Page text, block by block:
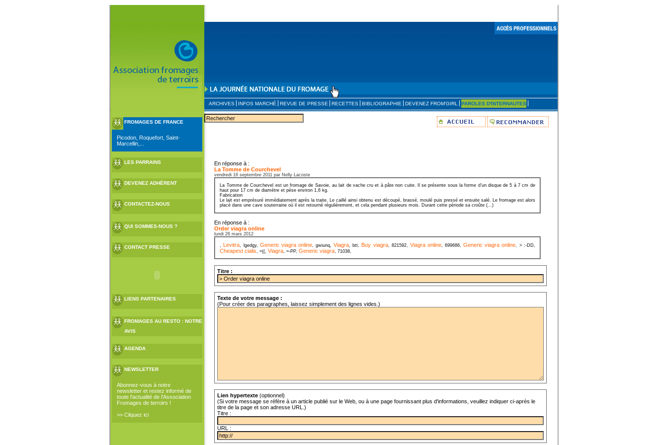
ARCHIVES INFOS MARCHÉ REVUE DE PRESSE RECETTES BIBLIOGRAPHIE DEVENEZ FROM'GIRL PAROLES D'INTERNAUTES
FROMAGES DE FRANCE
Picodon, Roquefort, Saint-
Marcellin,...
LES PARRAINS
DEVENEZ ADHÉRENT
CONTACTEZ-NOUS
QUI SOMMES-NOUS ?
CONTACT PRESSE
LIENS PARTENAIRES
FROMAGES AU RESTO : NOTRE
AVIS
AGENDA
NEWSLETTER
Abonnez-vous à notre
newsletter et restez informé de
toute l'actualité de l'Association
Fromages de terroirs !
>> Cliquez ici
En réponse à :
La Tomme de Courchevel
vendredi 16 septembre 2011 par Nelly Lacoste
La Tomme de Courchevel est un fromage de Savoie, au lait de vache cru et à pâte non cuite. Il se présente sous la forme d’un disque de 5 à 7 cm de
haut pour 17 cm de diamètre et pèse environ 1,6 kg.
Fabrication
Le lait est emprésuré immédiatement après la traite. Le caillé ainsi obtenu est découpé, brassé, moulé puis pressé et ensuite salé. Le fromage est alors
placé dans une cave souterraine où il est retourné régulièrement, et cela pendant plusieurs mois. Durant cette période sa croûte (...)
En réponse à :
Order viagra online
lundi 26 mars 2012
, Levitra, lgedgy, Generic viagra online, gwiunq,Viagra, btt, Buy viagra, 821592, Viagra online, 699686,Generic viagra online, > :-DD,
Cheapest cialis, =((,Viagra, =-PP,Generic viagra, 71038,
Titre :
Texte de votre message :
(Pour créer des paragraphes, laissez simplement des lignes vides.)
Lien hypertexte (optionnel)
(Si votre message se réfère à un article publié sur le Web, ou à une page fournissant plus d'informations, veuillez indiquer ci-après le
titre de la page et son adresse URL.)
Titre :
URL :